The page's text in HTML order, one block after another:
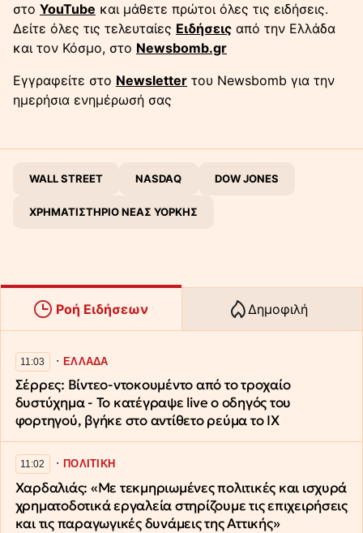
στο YouTube και μάθετε πρώτοι όλες τις ειδήσεις.
Δείτε όλες τις τελευταίες Ειδήσεις από την Ελλάδα
και τον Κόσμο, στο Newsbomb.gr
Εγγραφείτε στο Newsletter του Newsbomb για την
ημερήσια ενημέρωσή σας
WALL STREET NASDAQ DOW JONES
ΧΡΗΜΑΤΙΣΤΗΡΙΟ ΝΕΑΣ ΥΟΡΚΗΣ
Ροή Ειδήσεων Δημοφιλή
11:03 ∙ΕΛΛΑΔΑ
Σέρρες: Βίντεο-ντοκουμέντο από το τροχαίο
δυστύχημα - Το κατέγραψε live ο οδηγός του
φορτηγού, βγήκε στο αντίθετο ρεύμα το ΙΧ
11:02 ∙ΠΟΛΙΤΙΚΗ
Χαρδαλιάς: «Με τεκμηριωμένες πολιτικές και ισχυρά
χρηματοδοτικά εργαλεία στηρίζουμε τις επιχειρήσεις
και τις παραγωγικές δυνάμεις της Αττικής»